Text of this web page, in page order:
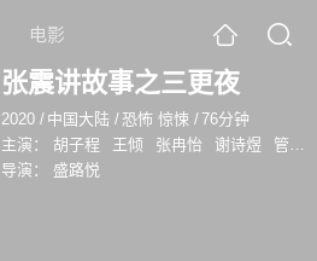
电影
张震讲故事之三更夜
2020 / 中国大陆 /恐怖 惊悚 /76分钟
主演：
胡子程 王倾 张冉怡 谢诗煜
管博文
导演：
盛路悦